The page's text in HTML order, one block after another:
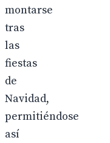
montarse
tras
las
fiestas
de
Navidad,
permitiéndose
así